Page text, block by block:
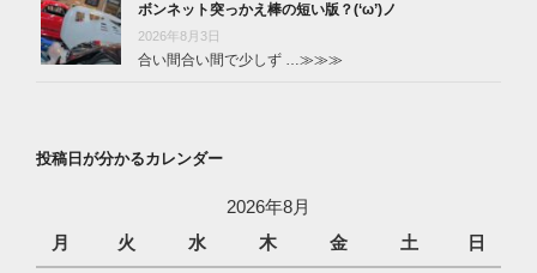
ボンネット突っかえ棒の短い版？(‘ω’)ノ
2026年8月3日
合い間合い間で少しず …≫≫≫
投稿日が分かるカレンダー
2026年8月
月
火 水 木 金 土 日